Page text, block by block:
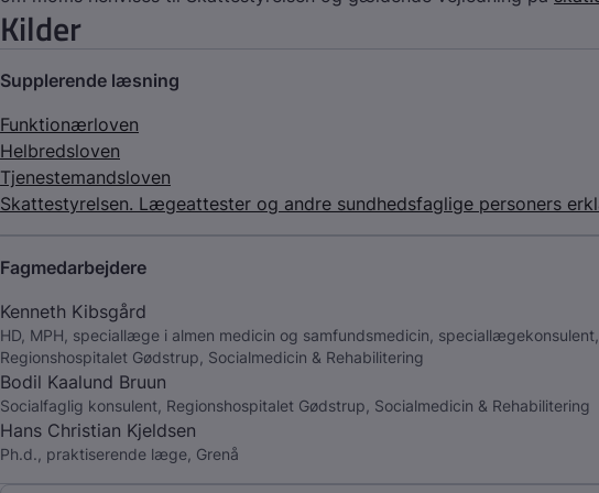
Kilder
Supplerende læsning
Funktionærloven
Helbredsloven
Tjenestemandsloven
Skattestyrelsen. Lægeattester og andre sundhedsfaglige personers
Fagmedarbejdere
Kenneth Kibsgård
HD, MPH, speciallæge i almen medicin og samfundsmedicin, speciallægekonsulent,
Regionshospitalet Gødstrup, Socialmedicin & Rehabilitering
Bodil Kaalund Bruun
Socialfaglig konsulent, Regionshospitalet Gødstrup, Socialmedicin & Rehabilitering
Hans Christian Kjeldsen
Ph.d., praktiserende læge, Grenå